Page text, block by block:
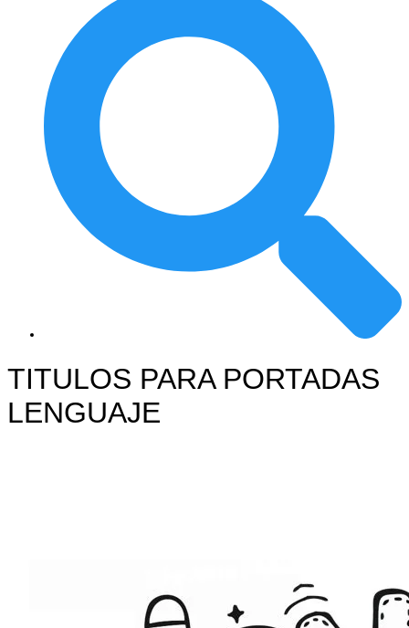
TITULOS PARA PORTADAS
LENGUAJE